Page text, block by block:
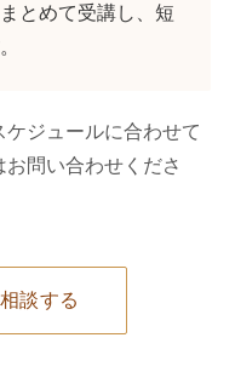
めて受講し、短
ジュールに合わせて
問い合わせくださ
談する